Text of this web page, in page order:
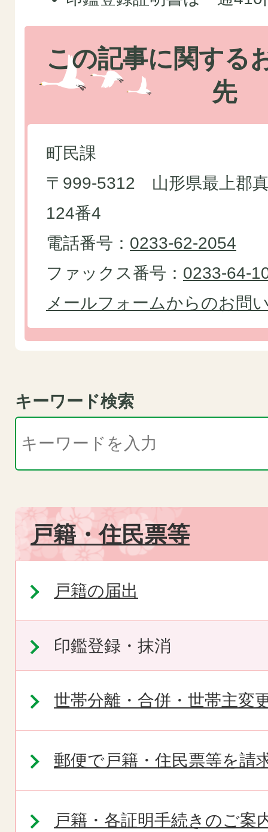
この記事に関する
先
町民課
〒999-5312 山形県最上郡
124番4
電話番号： 0233-62-2054
ファックス番号： 0233-64-
メールフォームからのお問
キーワード検索
戸籍・住民票等
戸籍の届出
印鑑登録・抹消
世帯分離・合併・世帯主変
郵便で戸籍・住民票等を請
戸籍・各証明手続きのご案